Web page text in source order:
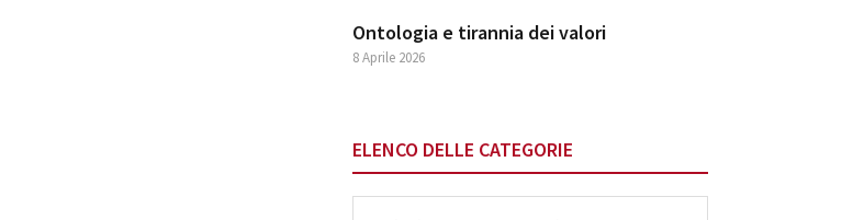
Ontologia e tirannia dei valori
8 Aprile 2026
ELENCO DELLE CATEGORIE